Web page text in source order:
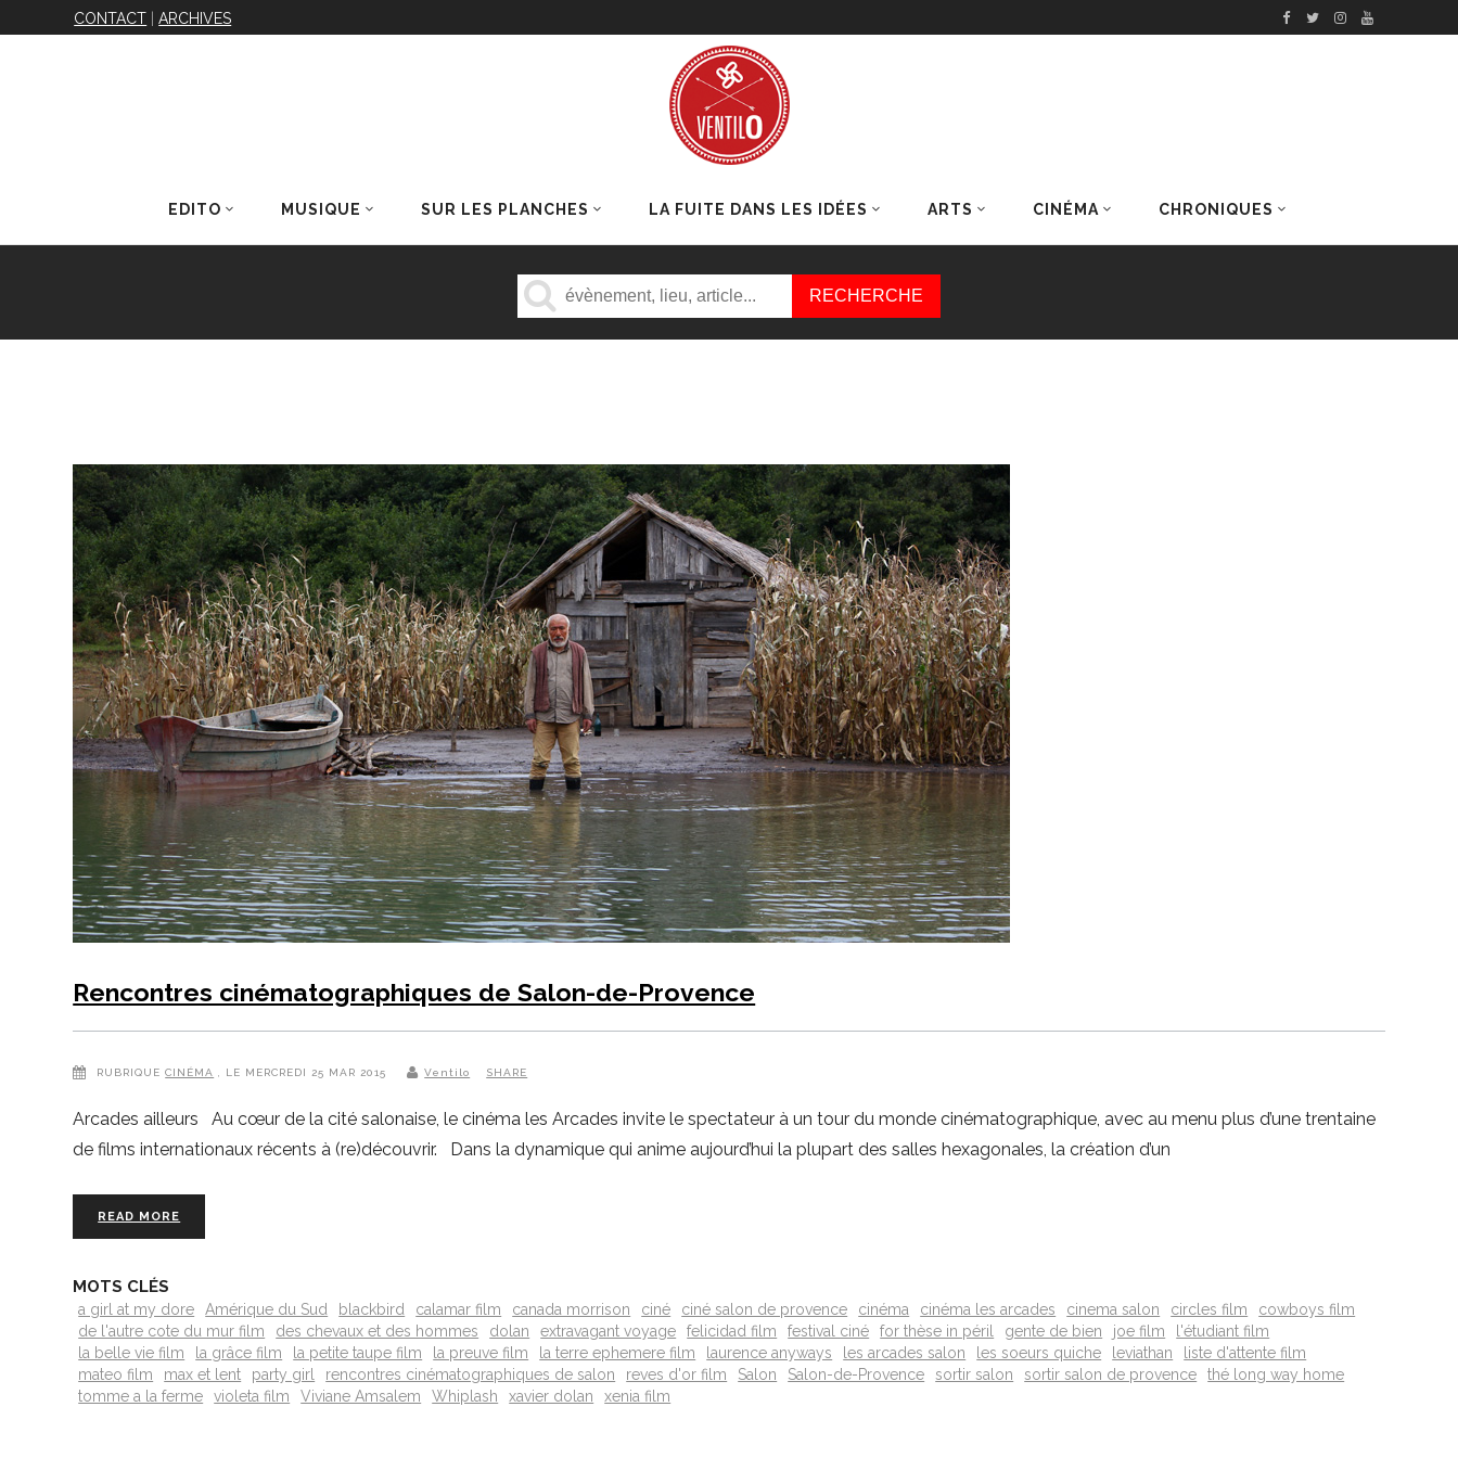
CONTACT |ARCHIVES
EDITO MUSIQUE SUR LES PLANCHES LA FUITE DANS LES IDÉES ARTS CINÉMA CHRONIQUES
DERNIERS ARTICLES
Rencontres cinématographiques de Salon-de-Provence
RUBRIQUE CINÉMA , LE MERCREDI 25 MAR 2015 Ventilo SHARE
Arcades ailleurs Au cœur de la cité salonaise, le cinéma les Arcades invite le spectateur à un tour du monde cinématographique, avec au menu plus d’une trentaine
de films internationaux récents à (re)découvrir. Dans la dynamique qui anime aujourd’hui la plupart des salles hexagonales, la création d’un
READ MORE
MOTS CLÉS
a girl at my dore Amérique du Sud blackbird calamar film canada morrison ciné ciné salon de provence cinéma cinéma les arcades cinema salon circles film
cowboys film
de l'autre cote du mur film
des chevaux et des hommes dolan extravagant voyage felicidad film festival ciné for thèse in péril gente de bien joe film
l'étudiant film
la belle vie film
la grâce film la petite taupe film la preuve film la terre ephemere film laurence anyways les arcades salon les soeurs quiche leviathan
liste d'attente film
mateo film
max et lent party girl rencontres cinématographiques de salon reves d'or film Salon Salon-de-Provence sortir salon sortir salon de provence
thé long way home
tomme a la ferme
violeta film Viviane Amsalem Whiplash xavier dolan xenia film